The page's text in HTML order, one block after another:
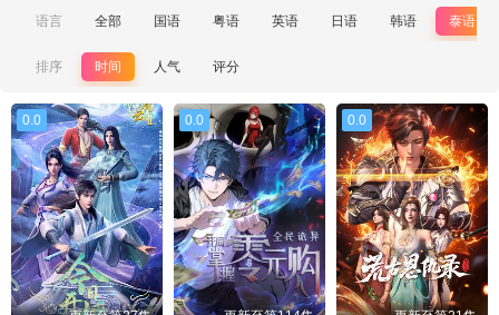
语言 全部 国语 粤语 英语 日语 韩语 泰语
排序 时间 人气 评分
0.0 0.0 0.0